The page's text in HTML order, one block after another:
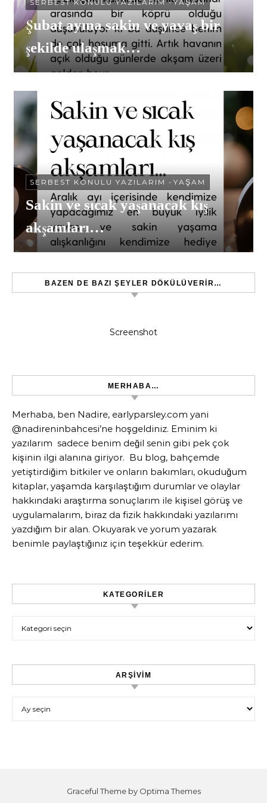
SERBEST KONULU YAZILARIM -YAŞAM
Şubat ayına sakin ve yavaş bir
şekilde ulaşmak…
SERBEST KONULU YAZILARIM - YAŞAM
Sakin ve sıcak yaşanacak kış
akşamları…
BAZEN DE BAZI ŞEYLER DÖKÜLÜVERIR…
Screenshot
MERHABA…
Merhaba, ben Nadire, earlyparsley.com yani
@nadireninbahcesi’ne hoşgeldiniz. Eminim ki
yazılarım sadece benim değil senin gibi pek çok
kişinin ilgi alanına giriyor. Bu blog, bahçemde
yetiştirdiğim bitkiler ve onların bakımları, okuduğum
kitaplar, yaşamda karşılaştığım durumlar ve olaylar
hakkındaki araştırma sonuçlarım ile kişisel görüş ve
uygulamalarım, biraz da fizik hakkındaki yazılarımı
yazdığım bir alan. Okuyarak ve yorum yazarak
benimle paylaştığınız için teşekkür ederim.
KATEGORILER
ARŞIVIM
Graceful Theme by Optima Themes